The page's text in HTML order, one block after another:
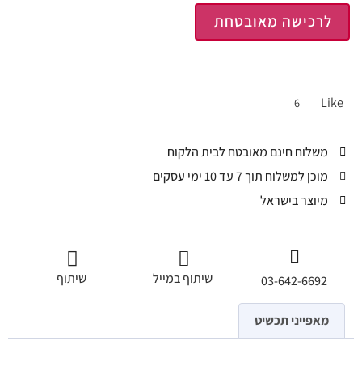
לרכישה מאובטחת
Like
6
משלוח חינם מאובטח לבית הלקוח
מוכן למשלוח תוך 7 עד 10 ימי עסקים
מיוצר בישראל
03-642-6692 שיתוף במייל שיתוף
מאפייני תכשיט